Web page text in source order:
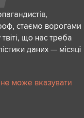
стаємо ворогами
що нас треба
даних — місяці
може вказувати